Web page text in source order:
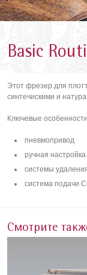
Basic
Этот фрезер для
синтечискими и
Ключевые
пневмопривод
ручная
системы
система подачи
Смотрите